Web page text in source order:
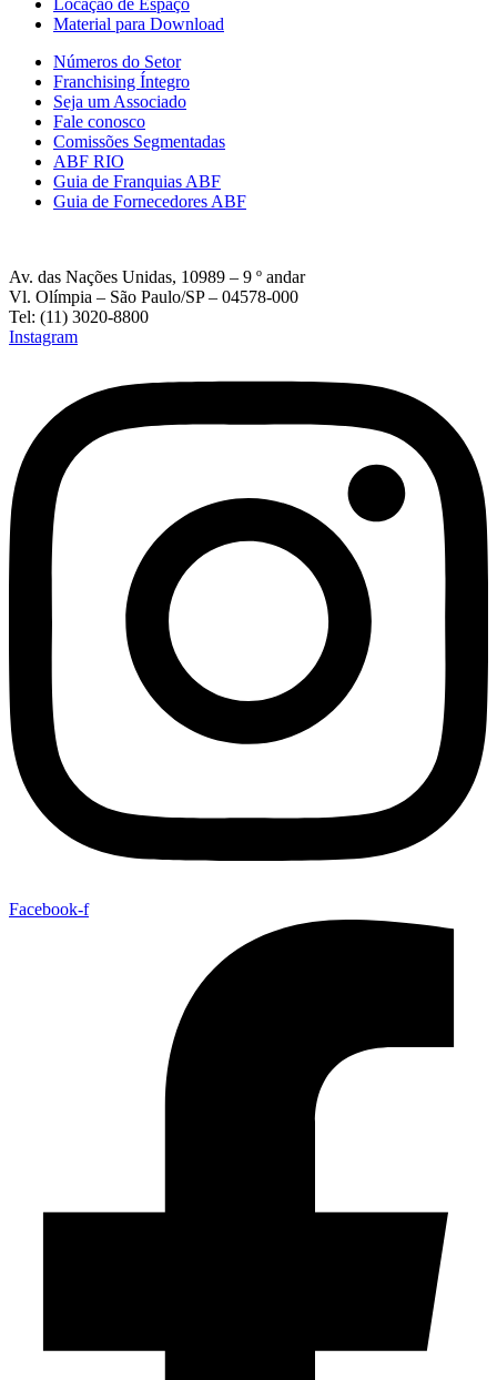
Material para Download
Números do Setor
Franchising Íntegro
Seja um Associado
Fale conosco
Comissões Segmentadas
ABF RIO
Guia de Franquias ABF
Guia de Fornecedores ABF
Av. das Nações Unidas, 10989 – 9 º andar
Vl. Olímpia – São Paulo/SP – 04578-000
Tel: (11) 3020-8800
Instagram
Facebook-f